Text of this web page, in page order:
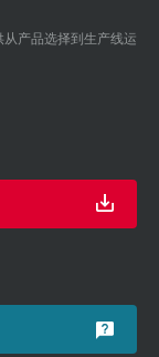
产品选择到生产线运